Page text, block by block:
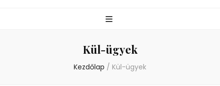
Kül-ügyek
Kezdőlap / Kül-ügyek